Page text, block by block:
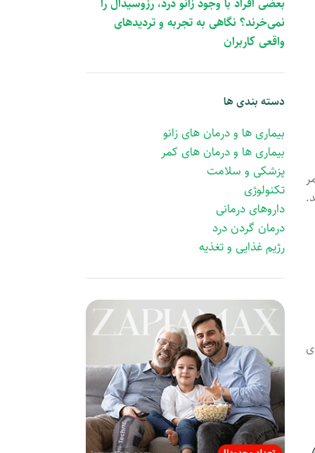
نمی‌خرند؟ نگاهی به تجربه و تردیدهای
واقعی کاربران
دسته بندی ها
بیماری ها و درمان های زانو
بیماری ها و درمان های کمر
پزشکی و سلامت
تکنولوژی
داروهای درمانی
درمان گردن درد
رژیم غذایی و تغذیه